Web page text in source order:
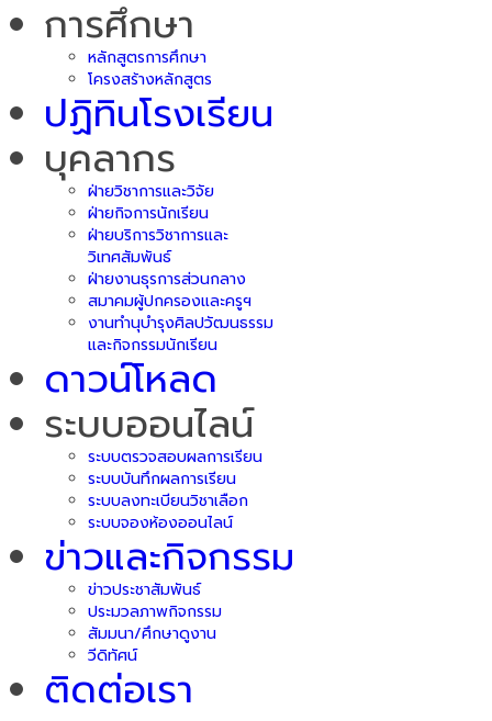
การศึกษา
หลักสูตรการศึกษา
โครงสร้างหลักสูตร
ปฏิทินโรงเรียน
บุคลากร
ฝ่ายวิชาการและวิจัย
ฝ่ายกิจการนักเรียน
ฝ่ายบริการวิชาการและ
วิเทศสัมพันธ์
ฝ่ายงานธุรการส่วนกลาง
สมาคมผู้ปกครองและครูฯ
งานทำนุบำรุงศิลปวัฒนธรรม
และกิจกรรมนักเรียน
ดาวน์โหลด
ระบบออนไลน์
ระบบตรวจสอบผลการเรียน
ระบบบันทึกผลการเรียน
ระบบลงทะเบียนวิชาเลือก
ระบบจองห้องออนไลน์
ข่าวและกิจกรรม
ข่าวประชาสัมพันธ์
ประมวลภาพกิจกรรม
สัมมนา/ศึกษาดูงาน
วีดิทัศน์
ติดต่อเรา